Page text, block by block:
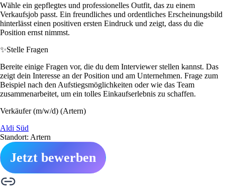
Wähle ein gepflegtes und professionelles Outfit, das zu einem
Verkaufsjob passt. Ein freundliches und ordentliches Erscheinungsbild
hinterlässt einen positiven ersten Eindruck und zeigt, dass du die
Position ernst nimmst.
✨Stelle Fragen
Bereite einige Fragen vor, die du dem Interviewer stellen kannst. Das
zeigt dein Interesse an der Position und am Unternehmen. Frage zum
Beispiel nach den Aufstiegsmöglichkeiten oder wie das Team
zusammenarbeitet, um ein tolles Einkaufserlebnis zu schaffen.
Verkäufer (m/w/d) (Artern)
Aldi Süd
Standort: Artern
Jetzt bewerben